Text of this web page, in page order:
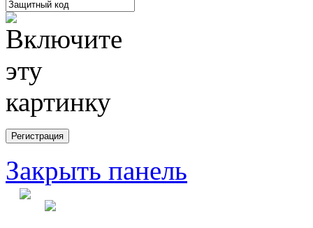
Закрыть панель